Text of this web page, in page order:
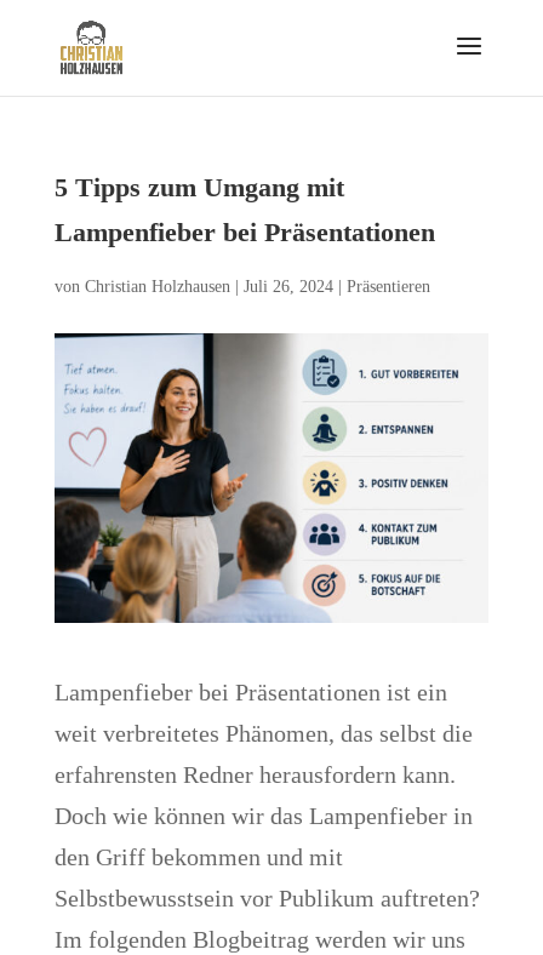
5 Tipps zum Umgang mit
Lampenfieber bei Präsentationen
von Christian Holzhausen| Juli 26, 2024| Präsentieren
Lampenfieber bei Präsentationen ist ein
weit verbreitetes Phänomen, das selbst die
erfahrensten Redner herausfordern kann.
Doch wie können wir das Lampenfieber in
den Griff bekommen und mit
Selbstbewusstsein vor Publikum auftreten?
Im folgenden Blogbeitrag werden wir uns